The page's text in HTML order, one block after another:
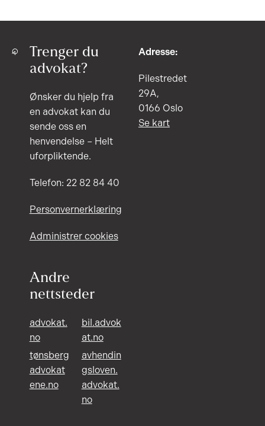
Trenger du
advokat?
Ønsker du hjelp fra
en advokat kan du
sende oss en
henvendelse – Helt
uforpliktende.
Telefon: 22 82 84 40
Personvernerklæring
Administrer cookies
Andre
nettsteder
advokat.
no
bil.advok
at.no
tønsberg
advokat
ene.no
avhendin
gsloven.
advokat.
no
Adresse:
Pilestredet
29A,
0166 Oslo
Se kart